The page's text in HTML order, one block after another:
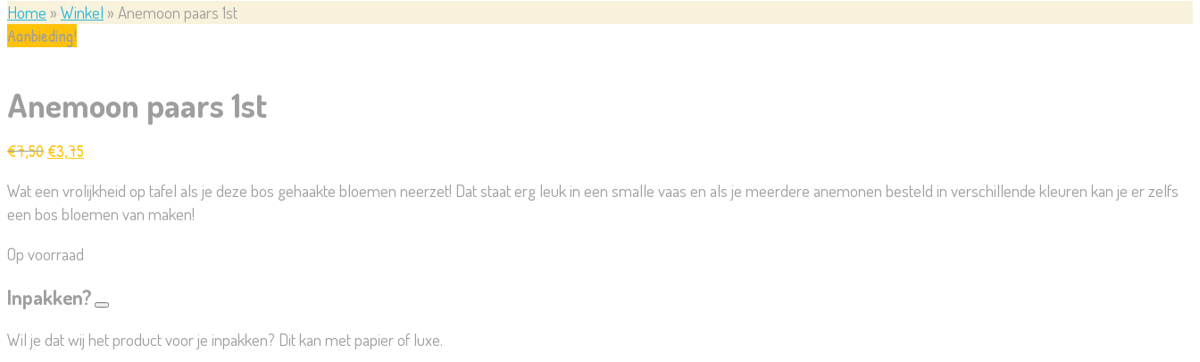
Home » Winkel » Anemoon paars 1st
Aanbieding!
Anemoon paars 1st
€7,50Oorspronkelijke
was:
€7,50.
€3,75Huidige
is:
€3,75.
Wat een vrolijkheid op tafel als je deze bos gehaakte bloemen neerzet! Dat staat erg leuk in een smalle vaas en als je meerdere anemonen besteld in verschillende kleuren kan je er zelfs
een bos bloemen van maken!
Op voorraad
Inpakken?
Wil je dat wij het product voor je inpakken? Dit kan met papier of luxe.